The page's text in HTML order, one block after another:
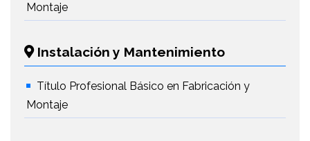
Montaje
Instalación y Mantenimiento
Título Profesional Básico en Fabricación y
Montaje